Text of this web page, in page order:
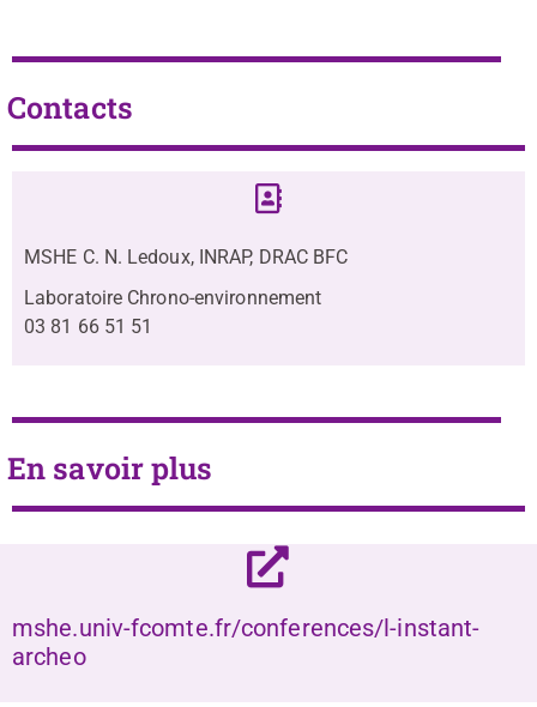
Contacts
MSHE C. N. Ledoux, INRAP, DRAC BFC
Laboratoire Chrono-environnement
03 81 66 51 51
En savoir plus
mshe.univ-fcomte.fr/conferences/l-instant-
archeo